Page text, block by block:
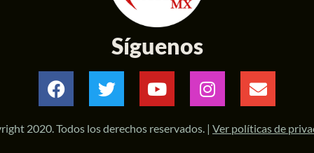
Síguenos
2020. Todos los derechos reservados. | Ver políticas de